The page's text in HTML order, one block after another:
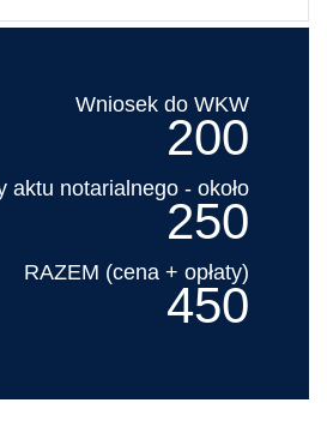
Wniosek do WKW
200
aktu notarialnego - około
250
RAZEM (cena + opłaty)
450